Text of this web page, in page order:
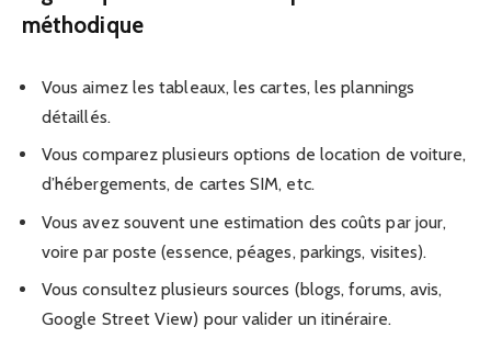
méthodique
Vous aimez les tableaux, les cartes, les plannings
détaillés.
Vous comparez plusieurs options de location de voiture,
d’hébergements, de cartes SIM, etc.
Vous avez souvent une estimation des coûts par jour,
voire par poste (essence, péages, parkings, visites).
Vous consultez plusieurs sources (blogs, forums, avis,
Google Street View) pour valider un itinéraire.